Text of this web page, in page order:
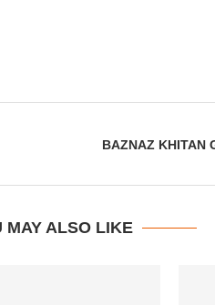
BAZNAZ KHITAN
MAY ALSO LIKE